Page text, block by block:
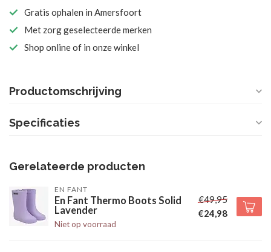
Gratis ophalen in Amersfoort
Met zorg geselecteerde merken
Shop online of in onze winkel
Productomschrijving
Specificaties
Gerelateerde producten
EN FANT
En Fant Thermo Boots Solid
Lavender
Niet op voorraad
€49,95
€24,98